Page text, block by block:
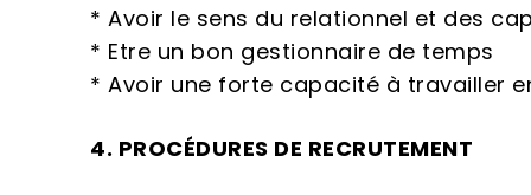
* Avoir le sens du relationnel et des
* Etre un bon gestionnaire de temps
* Avoir une forte capacité à travailler
4. PROCÉDURES DE RECRUTEMENT